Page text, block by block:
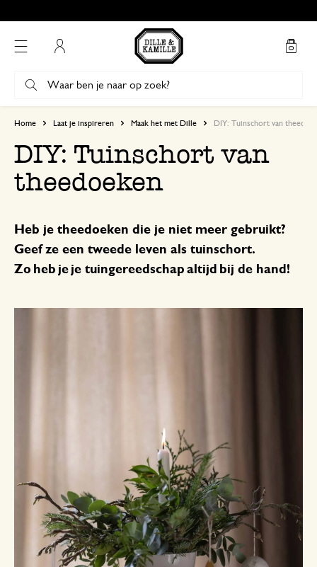
Home Laat je inspireren Maak het met Dille DIY: Tuinschort van
DIY: Tuinschort van
theedoeken
Heb je theedoeken die je niet meer gebruikt?
Geef ze een tweede leven als tuinschort.
Zo heb je je tuingereedschap altijd bij de hand!